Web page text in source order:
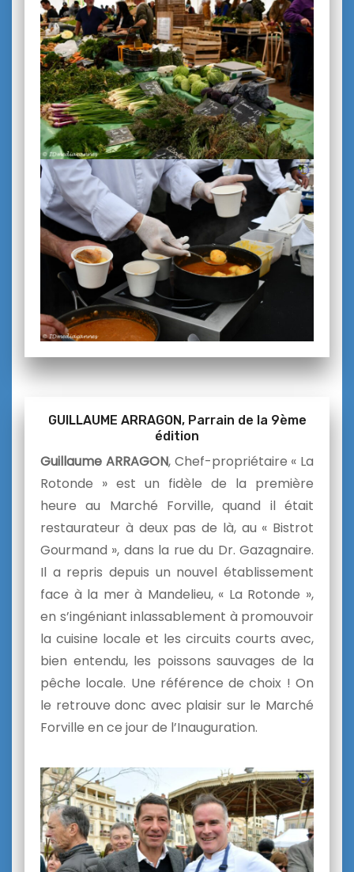
GUILLAUME ARRAGON, Parrain de la 9ème
édition
Guillaume ARRAGON, Chef-propriétaire « La
Rotonde » est un fidèle de la première
heure au Marché Forville, quand il était
restaurateur à deux pas de là, au « Bistrot
Gourmand », dans la rue du Dr. Gazagnaire.
Il a repris depuis un nouvel établissement
face à la mer à Mandelieu, « La Rotonde »,
en s’ingéniant inlassablement à promouvoir
la cuisine locale et les circuits courts avec,
bien entendu, les poissons sauvages de la
pêche locale. Une référence de choix ! On
le retrouve donc avec plaisir sur le Marché
Forville en ce jour de l’Inauguration.